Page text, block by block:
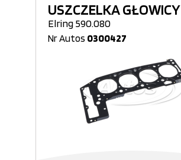
USZCZELKA GŁOWICY
Elring 590.080
Nr Autos 0300427